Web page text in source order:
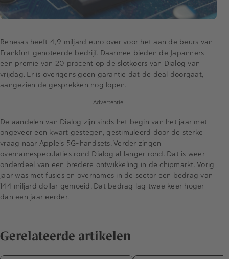
Renesas heeft 4,9 miljard euro over voor het aan de beurs van
Frankfurt genoteerde bedrijf. Daarmee bieden de Japanners
een premie van 20 procent op de slotkoers van Dialog van
vrijdag. Er is overigens geen garantie dat de deal doorgaat,
aangezien de gesprekken nog lopen.
Advertentie
De aandelen van Dialog zijn sinds het begin van het jaar met
ongeveer een kwart gestegen, gestimuleerd door de sterke
vraag naar Apple's 5G-handsets. Verder zingen
overnamespeculaties rond Dialog al langer rond. Dat is weer
onderdeel van een bredere ontwikkeling in de chipmarkt. Vorig
jaar was met fusies en overnames in de sector een bedrag van
144 miljard dollar gemoeid. Dat bedrag lag twee keer hoger
dan een jaar eerder.
Gerelateerde artikelen